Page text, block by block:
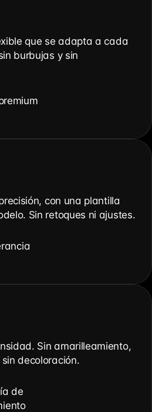
que se adapta a cada
burbujas y sin
con una plantilla
Sin retoques ni ajustes.
Sin amarilleamiento,
decoloración.
de